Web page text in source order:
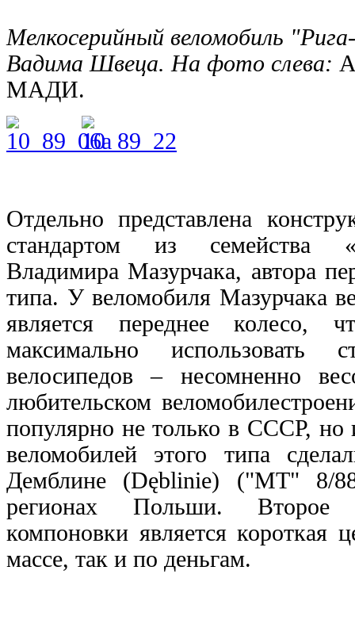
Мелкосерийный веломобиль
Вадима Швеца. На фото слева:
МАДИ.
Отдельно представлена
стандартом из семейства
Владимира Мазурчака, автора
типа. У веломобиля Мазурчака
является переднее колесо,
максимально использовать
велосипедов – несомненно
любительском
популярно не только в СССР,
веломобилей этого типа
Демблине (Dęblinie) ("MT" 8/
регионах Польши. Второе
компоновки является короткая
массе, так и по деньгам.